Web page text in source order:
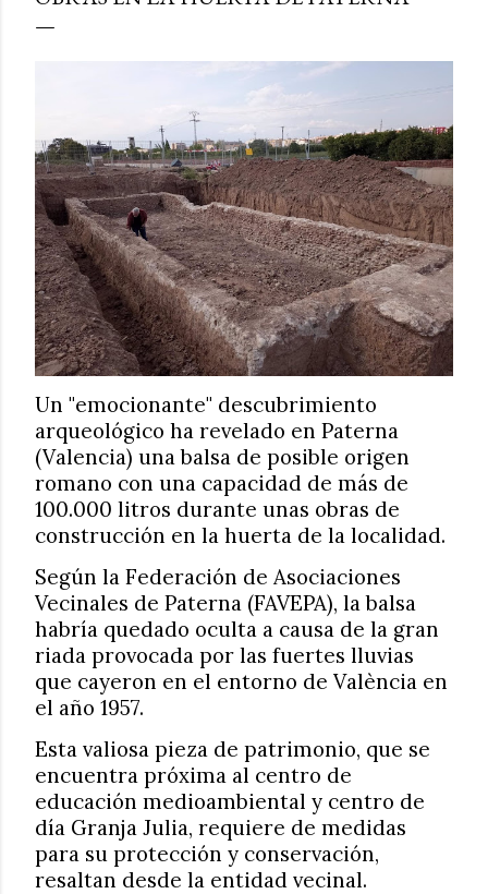
Un "emocionante" descubrimiento
arqueológico ha revelado en Paterna
(Valencia) una balsa de posible origen
romano con una capacidad de más de
100.000 litros durante unas obras de
construcción en la huerta de la localidad.
Según la Federación de Asociaciones
Vecinales de Paterna (FAVEPA), la balsa
habría quedado oculta a causa de la gran
riada provocada por las fuertes lluvias
que cayeron en el entorno de València en
el año 1957.
Esta valiosa pieza de patrimonio, que se
encuentra próxima al centro de
educación medioambiental y centro de
día Granja Julia, requiere de medidas
para su protección y conservación,
resaltan desde la entidad vecinal.